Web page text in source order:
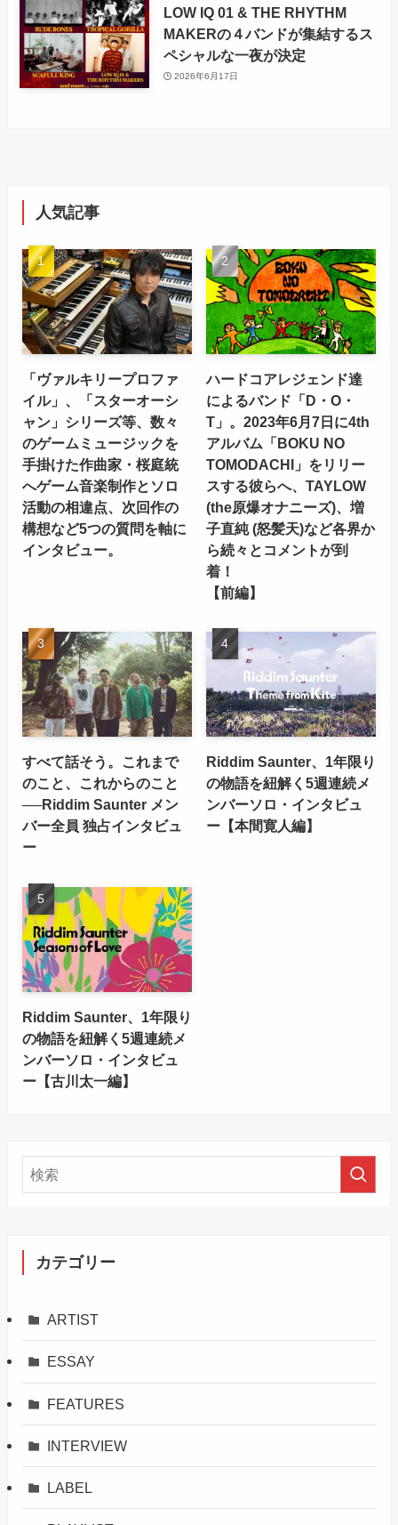
LOW IQ 01 & THE RHYTHM
MAKERの４バンドが集結するス
ペシャルな一夜が決定
2026年6月17日
人気記事
「ヴァルキリープロファ
イル」、「スターオーシ
ャン」シリーズ等、数々
のゲームミュージックを
手掛けた作曲家・桜庭統
へゲーム音楽制作とソロ
活動の相違点、次回作の
構想など5つの質問を軸に
インタビュー。
ハードコアレジェンド達
によるバンド「D・O・
T」。2023年6月7日に4th
アルバム「BOKU NO
TOMODACHI」をリリー
スする彼らへ、TAYLOW
(the原爆オナニーズ)、増
子直純 (怒髪天)など各界か
ら続々とコメントが到
着！
【前編】
すべて話そう。これまで
のこと、これからのこと
──Riddim Saunter メン
バー全員 独占インタビュ
ー
Riddim Saunter、1年限り
の物語を紐解く5週連続メ
ンバーソロ・インタビュ
ー【本間寛人編】
Riddim Saunter、1年限り
の物語を紐解く5週連続メ
ンバーソロ・インタビュ
ー【古川太一編】
カテゴリー
ARTIST
ESSAY
FEATURES
INTERVIEW
LABEL